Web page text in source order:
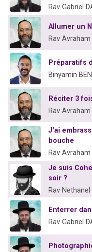
Rav Gabriel
Allumer un
Rav Avraham
Préparatifs
Binyamin
Réciter 3
Rav Avraham
J'ai
bouche
Rav Avraham
Je suis
soir ?
Rav Nethanel
Enterrer
Rav Gabriel